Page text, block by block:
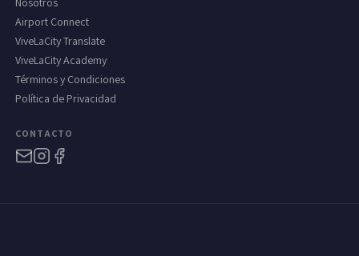
Airport Connect
ViveLaCity Translate
ViveLaCity Academy
Términos y Condiciones
Política de Privacidad
CONTACTO